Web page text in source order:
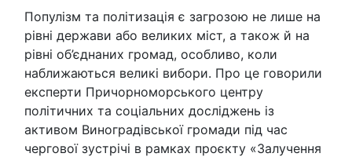
Популізм та політизація є загрозою не лише на
рівні держави або великих міст, а також й на
рівні об’єднаних громад, особливо, коли
наближаються великі вибори. Про це говорили
експерти Причорноморського центру
політичних та соціальних досліджень із
активом Виноградівської громади під час
чергової зустрічі в рамках проєкту «Залучення